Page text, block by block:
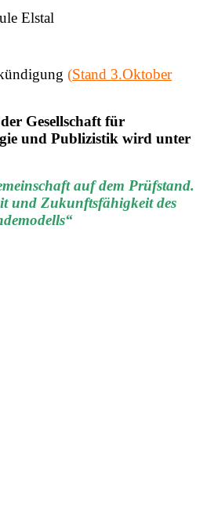
Elstal
(Stand 3.Oktober
der Gesellschaft für
und Publizistik wird unter
auf dem Prüfstand.
und Zukunftsfähigkeit des